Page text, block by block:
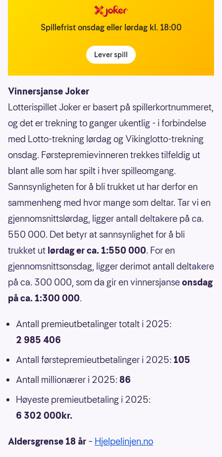
Spillefrist onsdag eller lørdag kl. 18:00
Lever spill
Vinnersjanse Joker
Lotterispillet Joker er basert på spillerkortnummeret,
og det er trekning to ganger ukentlig - i forbindelse
med Lotto-trekning lørdag og Vikinglotto-trekning
onsdag. Førstepremievinneren trekkes tilfeldig ut
blant alle som har spilt i hver spilleomgang.
Sannsynligheten for å bli trukket ut har derfor en
sammenheng med hvor mange som deltar. Tar vi en
gjennomsnittslørdag, ligger antall deltakere på ca.
550 000. Det betyr at sannsynlighet for å bli
trukket ut lørdag er ca. 1:550 000. For en
gjennomsnittsonsdag, ligger derimot antall deltakere
på ca. 300 000, som da gir en vinnersjanseonsdag
på ca. 1:300 000.
Antall premieutbetalinger totalt i 2025:
2 985 406
Antall førstepremieutbetalinger i 2025: 105
Antall millionærer i 2025: 86
Høyeste premieutbetaling i 2025:
6 302 000kr.
Aldersgrense 18 år – Hjelpelinjen.no